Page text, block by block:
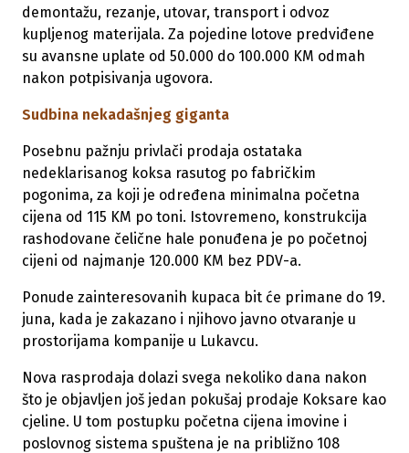
demontažu, rezanje, utovar, transport i odvoz
kupljenog materijala. Za pojedine lotove predviđene
su avansne uplate od 50.000 do 100.000 KM odmah
nakon potpisivanja ugovora.
Sudbina nekadašnjeg giganta
Posebnu pažnju privlači prodaja ostataka
nedeklarisanog koksa rasutog po fabričkim
pogonima, za koji je određena minimalna početna
cijena od 115 KM po toni. Istovremeno, konstrukcija
rashodovane čelične hale ponuđena je po početnoj
cijeni od najmanje 120.000 KM bez PDV-a.
Ponude zainteresovanih kupaca bit će primane do 19.
juna, kada je zakazano i njihovo javno otvaranje u
prostorijama kompanije u Lukavcu.
Nova rasprodaja dolazi svega nekoliko dana nakon
što je objavljen još jedan pokušaj prodaje Koksare kao
cjeline. U tom postupku početna cijena imovine i
poslovnog sistema spuštena je na približno 108